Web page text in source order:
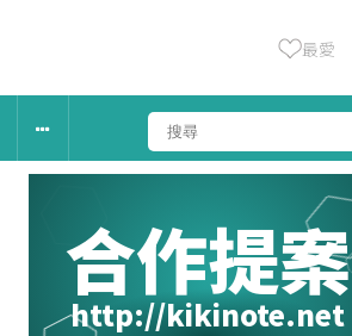
最愛
合作提案
http://kikinote.net